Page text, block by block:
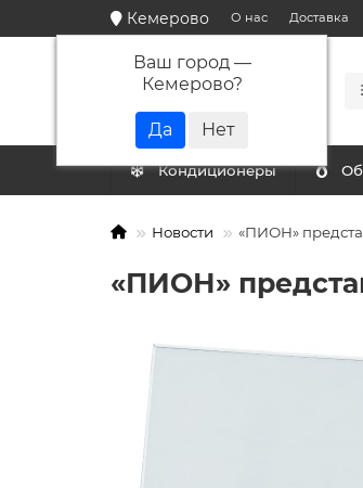
Кемерово
Ваш город —
Кемерово?
О нас Доставка
КАТАЛОГ
Кондиционеры
Новости «ПИОН»
«ПИОН»